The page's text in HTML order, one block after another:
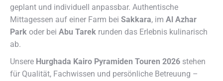
geplant und individuell anpassbar. Authentische
Mittagessen auf einer Farm bei Sakkara, im Al Azhar
Park oder bei Abu Tarek runden das Erlebnis kulinarisch
ab.
Unsere Hurghada Kairo Pyramiden Touren 2026 stehen
für Qualität, Fachwissen und persönliche Betreuung –